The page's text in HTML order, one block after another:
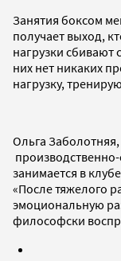
Занятия боксом
получает выход,
нагрузки сбивают
них нет никаких
нагрузку,
Ольга
занимается в
«После тяжелого
эмоциональную
философски